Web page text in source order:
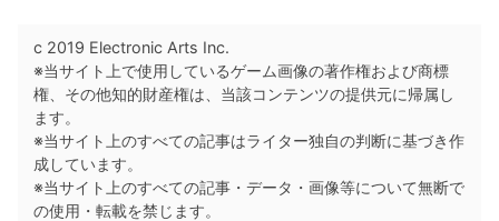
c 2019 Electronic Arts Inc.
※当サイト上で使用しているゲーム画像の著作権および商標
権、その他知的財産権は、当該コンテンツの提供元に帰属し
ます。
※当サイト上のすべての記事はライター独自の判断に基づき作
成しています。
※当サイト上のすべての記事・データ・画像等について無断で
の使用・転載を禁じます。